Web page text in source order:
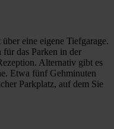
eine eigene Tiefgarage.
für das Parken in der
Alternativ gibt es
Etwa fünf Gehminuten
Parkplatz, auf dem Sie